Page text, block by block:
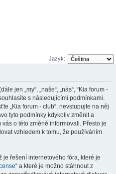
Jazyk:
jen „my“, „naše“, „nás“, “Kia forum -
s následujícími podmínkami.
„Kia forum - club“, nevstupujte na něj
tyto podmínky kdykoliv změnit a
o této změně informovali. Přesto je
vzhledem k tomu, že používáním
je řešení internetového fóra, které je
“ a které je možno stáhnout z